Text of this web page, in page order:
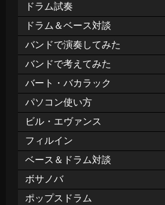
ドラム試奏
ドラム＆ベース対談
バンドで演奏してみた
バンドで考えてみた
バート・バカラック
パソコン使い方
ビル・エヴァンス
フィルイン
ベース＆ドラム対談
ボサノバ
ポップスドラム